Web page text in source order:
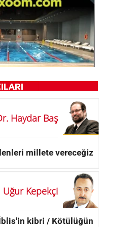
Haydar Baş
millete vereceğiz
Uğur Kepekçi
İblis'in kibri / Kötülüğün